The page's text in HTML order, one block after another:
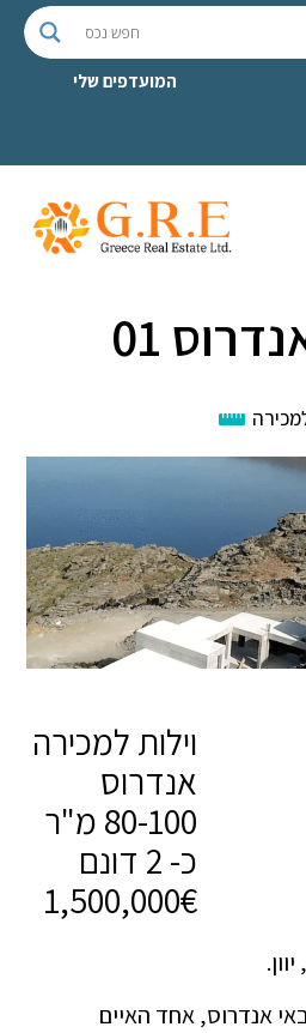
המועדפים שלי
01
וילות למכירה
אנדרוס
כ- 2 דונם
1,500,000€
אנדרוס, אחד האיים